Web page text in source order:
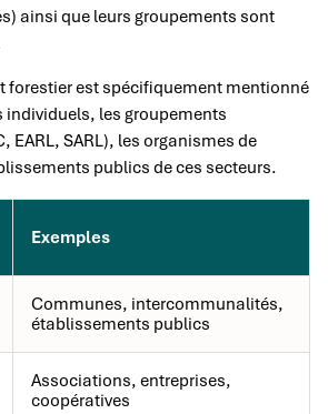
ainsi que leurs groupements sont
forestier est spécifiquement mentionné
individuels, les groupements
EARL, SARL), les organismes de
publics de ces secteurs.
Exemples
Communes, intercommunalités,
établissements publics
Associations, entreprises,
coopératives